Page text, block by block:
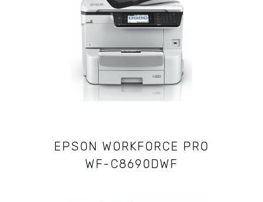
EPSON WORKFORCE PRO
WF-C8690DWF